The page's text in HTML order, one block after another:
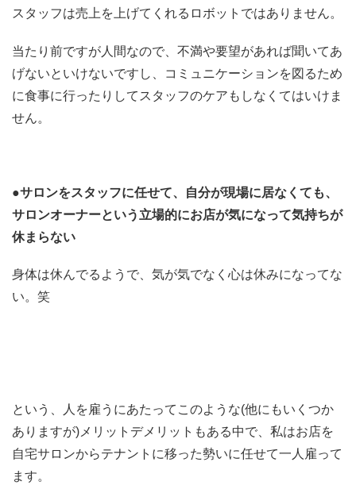
スタッフは売上を上げてくれるロボットではありません。
当たり前ですが人間なので、不満や要望があれば聞いてあ
げないといけないですし、コミュニケーションを図るため
に食事に行ったりしてスタッフのケアもしなくてはいけま
せん。
●サロンをスタッフに任せて、自分が現場に居なくても、
サロンオーナーという立場的にお店が気になって気持ちが
休まらない
身体は休んでるようで、気が気でなく心は休みになってな
い。笑
という、人を雇うにあたってこのような(他にもいくつか
ありますが)メリットデメリットもある中で、私はお店を
自宅サロンからテナントに移った勢いに任せて一人雇って
ます。